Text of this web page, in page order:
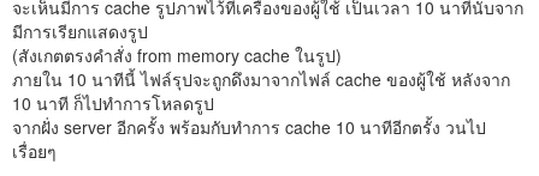
จะเห็นมีการ cache รูปภาพไว้ที่เครื่องของผู้ใช้ เป็นเวลา 10 นาทีนับจาก
มีการเรียกแสดงรูป
(สังเกตตรงคำสั่ง from memory cache ในรูป)
ภายใน 10 นาทีนี้ ไฟล์รุปจะถูกดึงมาจากไฟล์ cache ของผู้ใช้ หลังจาก
10 นาที ก็ไปทำการโหลดรูป
จากฝั่ง server อีกครั้ง พร้อมกับทำการ cache 10 นาทีอีกตรั้ง วนไป
เรื่อยๆ